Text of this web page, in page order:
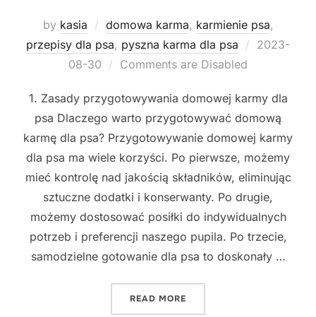
by kasia domowa karma, karmienie psa,
przepisy dla psa, pyszna karma dla psa
Posted
2023-
08-30
Comments are Disabled
1. Zasady przygotowywania domowej karmy dla
psa Dlaczego warto przygotowywać domową
karmę dla psa? Przygotowywanie domowej karmy
dla psa ma wiele korzyści. Po pierwsze, możemy
mieć kontrolę nad jakością składników, eliminując
sztuczne dodatki i konserwanty. Po drugie,
możemy dostosować posiłki do indywidualnych
potrzeb i preferencji naszego pupila. Po trzecie,
samodzielne gotowanie dla psa to doskonały …
READ MORE